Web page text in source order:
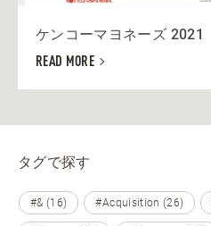
ケンコーマヨネーズ 2021
READ MORE
タグで探す
#& (16) #Acquisition (26)